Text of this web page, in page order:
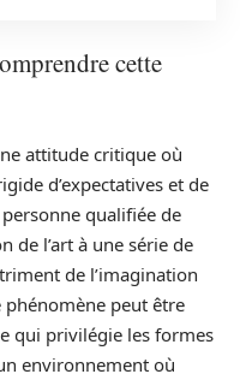
cette
attitude critique où
d’expectatives et de
qualifiée de
de l’art à une série de
de l’imagination
phénomène peut être
qui privilégie les formes
environnement où